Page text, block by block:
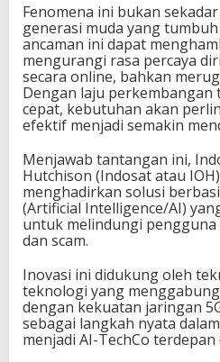
Fenomena ini bukan
generasi muda yang
ancaman ini dapat
mengurangi rasa percaya
secara online, bahkan
Dengan laju perkembangan
cepat, kebutuhan akan
efektif menjadi semakin
Menjawab tantangan ini,
Hutchison (Indosat atau
menghadirkan solusi
(Artificial Intelligence/AI)
untuk melindungi pengguna
dan scam.
Inovasi ini didukung oleh
teknologi yang
dengan kekuatan jaringan
sebagai langkah nyata
menjadi AI-TechCo terdepan